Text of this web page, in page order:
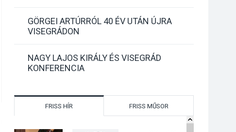
GÖRGEI ARTÚRRÓL 40 ÉV UTÁN ÚJRA
VISEGRÁDON
NAGY LAJOS KIRÁLY ÉS VISEGRÁD
KONFERENCIA
FRISS HÍR FRISS MŰSOR